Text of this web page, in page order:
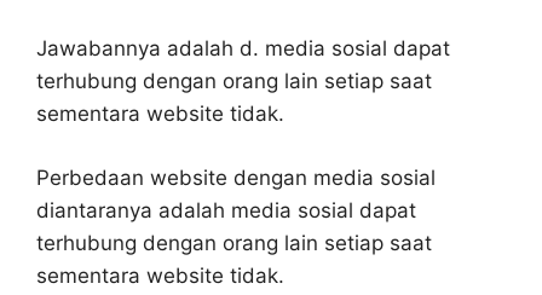
Jawabannya adalah d. media sosial dapat
terhubung dengan orang lain setiap saat
sementara website tidak.
Perbedaan website dengan media sosial
diantaranya adalah media sosial dapat
terhubung dengan orang lain setiap saat
sementara website tidak.